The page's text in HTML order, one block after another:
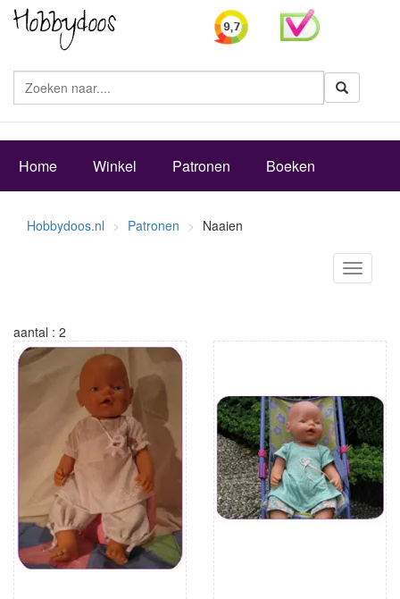
Home Winkel Patronen Boeken
Hobbydoos.nl Patronen Naaien
Toggle
aantal : 2